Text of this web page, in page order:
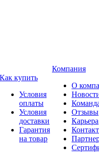
Как купить
Условия
оплаты
Условия
доставки
Гарантия
на товар
Компания
О
Отзывы
Карьера